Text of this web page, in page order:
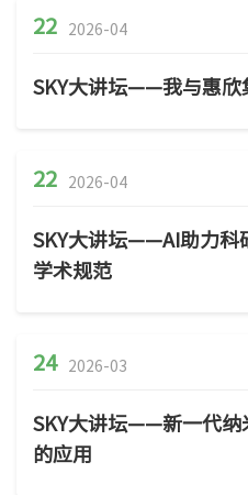
22 2026-04
SKY大讲坛——我与惠欣
22 2026-04
SKY大讲坛——AI助力科
学术规范
24 2026-03
SKY大讲坛——新一代纳
的应用